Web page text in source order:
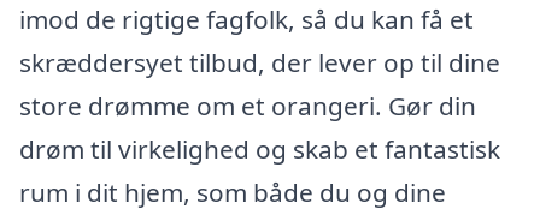
imod de rigtige fagfolk, så du kan få et
skræddersyet tilbud, der lever op til dine
store drømme om et orangeri. Gør din
drøm til virkelighed og skab et fantastisk
rum i dit hjem, som både du og dine